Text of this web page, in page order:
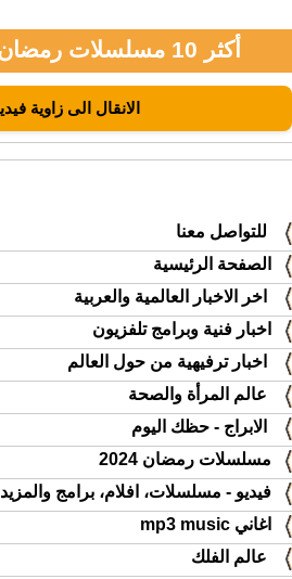
أكثر 10 مسلسلات رمضان 2026 مشاهدة
للتواصل معنا
الصفحة الرئيسية
اخر الاخبار العالمية والعربية
اخبار فنية وبرامج تلفزيون
اخبار ترفيهية من حول العالم
عالم المرأة والصحة
الابراج - حظك اليوم
مسلسلات رمضان 2024
فيديو - مسلسلات، افلام، برامج والمزيد
اغاني mp3 music
عالم الفلك